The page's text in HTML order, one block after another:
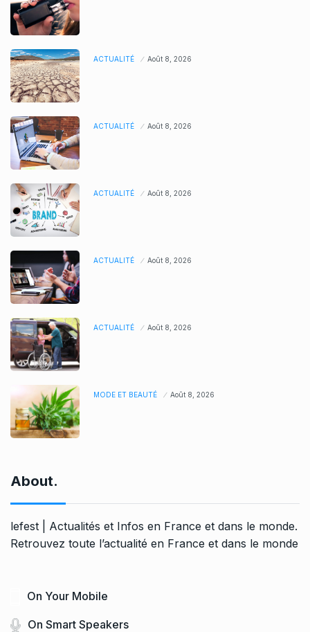
ACTUALITÉ Août 8, 2026
ACTUALITÉ Août 8, 2026
ACTUALITÉ Août 8, 2026
ACTUALITÉ Août 8, 2026
ACTUALITÉ Août 8, 2026
MODE ET BEAUTÉ Août 8, 2026
About.
lefest | Actualités et Infos en France et dans le monde.
Retrouvez toute l’actualité en France et dans le monde
On Your Mobile
On Smart Speakers